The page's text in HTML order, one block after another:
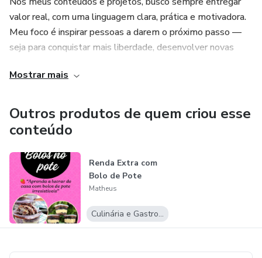
valor real, com uma linguagem clara, prática e motivadora.
Meu foco é inspirar pessoas a darem o próximo passo —
seja para conquistar mais liberdade, desenvolver novas
profissionais. Se você busca evolução, crescimento e
Mostrar mais
Outros produtos de quem criou esse
conteúdo
Renda Extra com
Bolo de Pote
Matheus
Culinária e Gastronomia